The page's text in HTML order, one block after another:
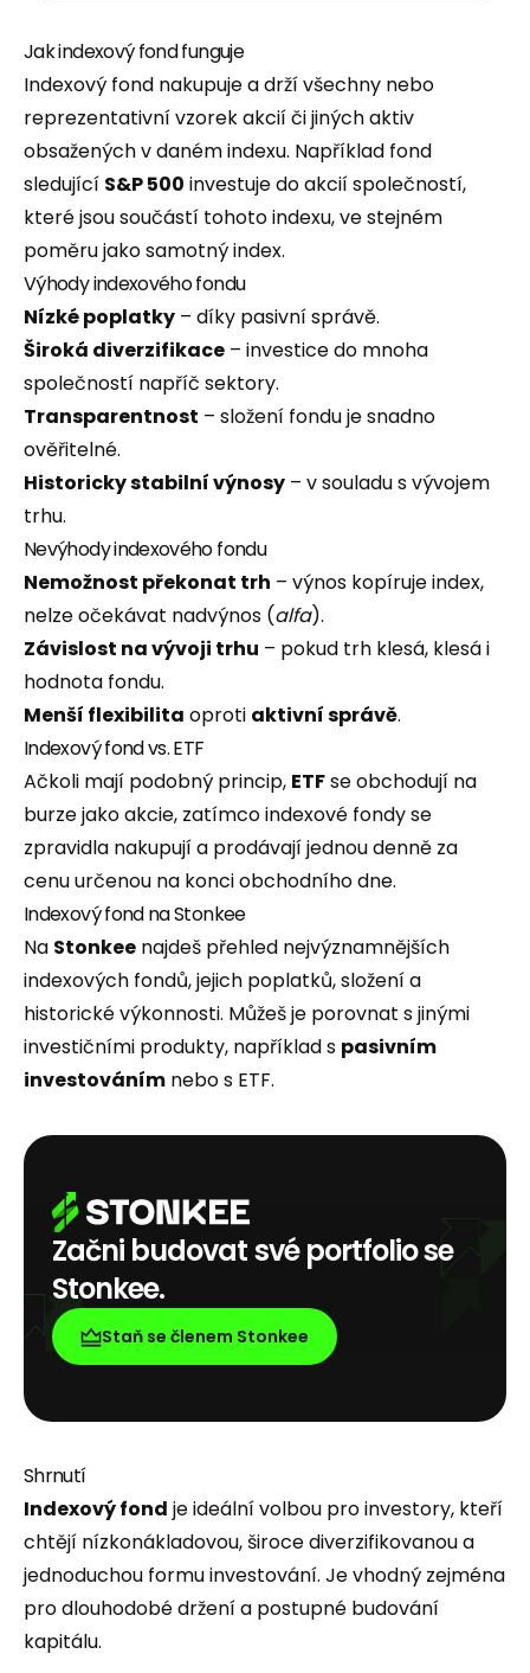
Jak indexový fond funguje
Indexový fond nakupuje a drží všechny nebo
reprezentativní vzorek akcií či jiných aktiv
obsažených v daném indexu. Například fond
sledující S&P 500 investuje do akcií společností,
které jsou součástí tohoto indexu, ve stejném
poměru jako samotný index.
Výhody indexového fondu
Nízké poplatky – díky pasivní správě.
Široká diverzifikace – investice do mnoha
společností napříč sektory.
Transparentnost – složení fondu je snadno
ověřitelné.
Historicky stabilní výnosy – v souladu s vývojem
trhu.
Nevýhody indexového fondu
Nemožnost překonat trh – výnos kopíruje index,
nelze očekávat nadvýnos (alfa).
Závislost na vývoji trhu – pokud trh klesá, klesá i
hodnota fondu.
Menší flexibilita oproti aktivní správě.
Indexový fond vs. ETF
Ačkoli mají podobný princip, ETFse obchodují na
burze jako akcie, zatímco indexové fondy se
zpravidla nakupují a prodávají jednou denně za
cenu určenou na konci obchodního dne.
Indexový fond na Stonkee
Na Stonkee najdeš přehled nejvýznamnějších
indexových fondů, jejich poplatků, složení a
historické výkonnosti. Můžeš je porovnat s jinými
investičními produkty, například s pasivním
investováním nebo s ETF.
Začni budovat své portfolio se
Stonkee.
Staň se členem Stonkee
Shrnutí
Indexový fond je ideální volbou pro investory, kteří
chtějí nízkonákladovou, široce diverzifikovanou a
jednoduchou formu investování. Je vhodný zejména
pro dlouhodobé držení a postupné budování
kapitálu.